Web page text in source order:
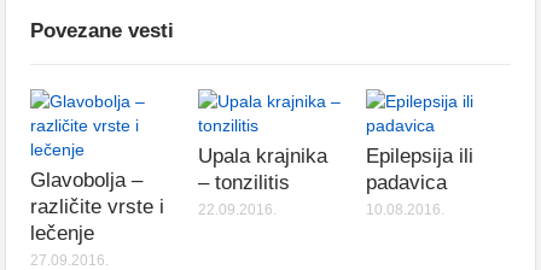
Povezane vesti
Glavobolja –
različite vrste i
lečenje
27.09.2016.
Upala krajnika
– tonzilitis
22.09.2016.
Epilepsija ili
padavica
10.08.2016.